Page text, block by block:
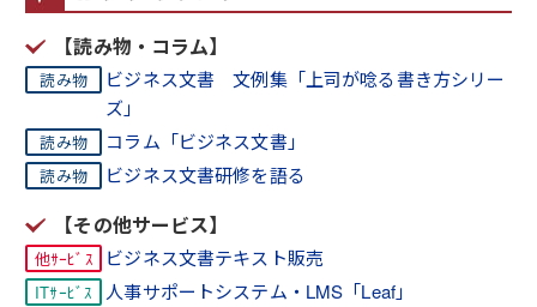
【読み物・コラム】
ビジネス文書 文例集「上司が唸る書き方シリー
ズ」
コラム「ビジネス文書」
ビジネス文書研修を語る
【その他サービス】
ビジネス文書テキスト販売
人事サポートシステム・LMS「Leaf」